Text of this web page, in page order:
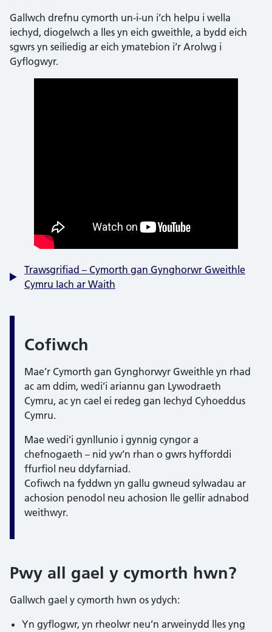
Gallwch drefnu cymorth un-i-un i’ch helpu i wella
iechyd, diogelwch a lles yn eich gweithle, a bydd eich
sgwrs yn seiliedig ar eich ymatebion i’r Arolwg i
Gyflogwyr.
Trawsgrifiad – Cymorth gan Gynghorwr Gweithle
Cymru Iach ar Waith
Cofiwch
Mae’r Cymorth gan Gynghorwyr Gweithle yn rhad
ac am ddim, wedi’i ariannu gan Lywodraeth
Cymru, ac yn cael ei redeg gan Iechyd Cyhoeddus
Cymru.
Mae wedi’i gynllunio i gynnig cyngor a
chefnogaeth – nid yw’n rhan o gwrs hyfforddi
ffurfiol neu ddyfarniad.
Cofiwch na fyddwn yn gallu gwneud sylwadau ar
achosion penodol neu achosion lle gellir adnabod
weithwyr.
Pwy all gael y cymorth hwn?
Gallwch gael y cymorth hwn os ydych:
Yn gyflogwr, yn rheolwr neu’n arweinydd lles yng